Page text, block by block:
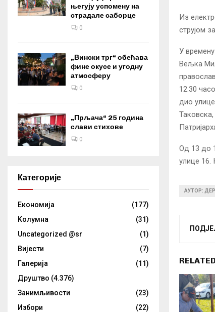
Из
струјом
У
Вељка
12.30
дио
Од 13 до
улице 16.
АУТОР:
његују успомену на
страдале саборце
0
„Вински трг“ обећава
фине окусе и угодну
атмосферу
0
„Прљача“ 25 година
слави стихове
0
Категорије
Eкономија
(177)
Kолумнa
(31)
Uncategorized @sr
(1)
Вијести
(7)
Галерија
(11)
Друштво (4.376)
Занимљивости
(23)
Избори
(22)